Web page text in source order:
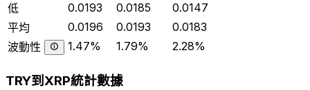
低
0.0193 0.0185
0.0147
平均
0.0196 0.0193
0.0183
波動性
1.47% 1.79% 2.28%
TRY到XRP統計數據